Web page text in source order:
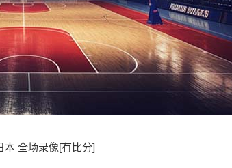
本 全场录像[有比分]